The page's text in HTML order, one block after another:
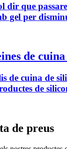
dir que
gel per
de
de cuina de
de
de preus